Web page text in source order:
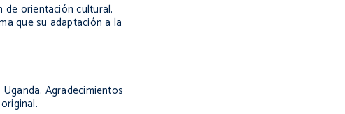
orientación cultural,
que su adaptación a la
Agradecimientos